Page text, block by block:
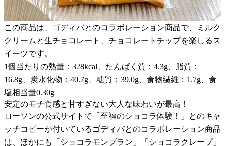
この商品は、ゴディバとのコラボレーション商品で、ミルク
クリームと生チョコレート、チョコレートチップを楽しるス
イーツです。
1個当たりの熱量：328kcal、たんぱく質：4.3g、脂質：
16.8g、炭水化物：40.7g、糖質：39.0g、食物繊維：1.7g、食
塩相当量0.30g
安定のモチ食感と甘すぎない大人な味わいが最高！
ローソンの公式サイトで「至福のショコラ体験！」とのキャ
ッチコピーが付いているゴディバとのコラボレーション商品
は、ほかにも「ショコラモンブラン」「ショコラクレープ」